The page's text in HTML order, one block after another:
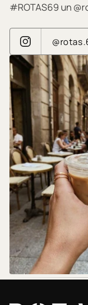
#ROTAS69 un